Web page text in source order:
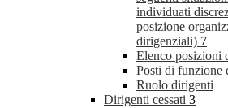
individuati
posizione
dirigenziali) 7
Elenco posizioni
Posti di funzione
Ruolo dirigenti
Dirigenti cessati 3